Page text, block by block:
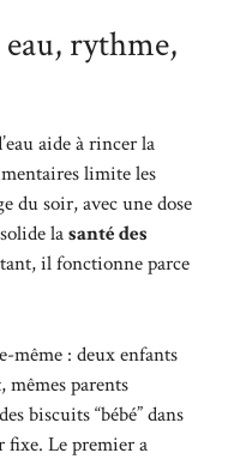
rythme,
aide à rincer la
limite les
du soir, avec une dose
lasanté des
il fonctionne parce
même : deux enfants
mêmes parents
biscuits “bébé” dans
fixe. Le premier a